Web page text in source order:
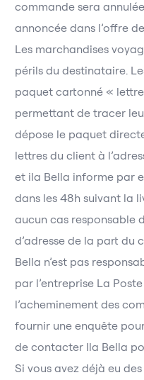
commande sera
annoncée dans l’offre
Les marchandises
périls du destinataire.
paquet cartonné «
permettant de tracer
dépose le paquet
lettres du client à
et ila Bella informe par
dans les 48h suivant la
aucun cas responsable
d’adresse de la part du
Bella n’est pas
par l’entreprise La
l’acheminement des
fournir une enquête
de contacter Ila Bella
Si vous avez déjà eu